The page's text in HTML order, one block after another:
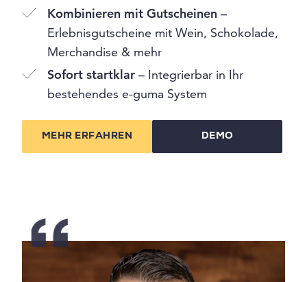
Kombinieren mit Gutscheinen –
Erlebnisgutscheine mit Wein, Schokolade,
Merchandise & mehr
Sofort startklar – Integrierbar in Ihr
bestehendes e-guma System
MEHR ERFAHREN DEMO